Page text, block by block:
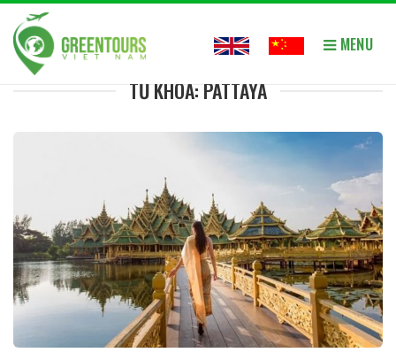
MENU
Trang chủ»Pattaya
TỪ KHÓA: PATTAYA